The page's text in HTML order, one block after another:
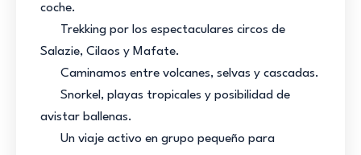
coche.
Trekking por los espectaculares circos de
Salazie, Cilaos y Mafate.
Caminamos entre volcanes, selvas y cascadas.
Snorkel, playas tropicales y posibilidad de
avistar ballenas.
Un viaje activo en grupo pequeño para